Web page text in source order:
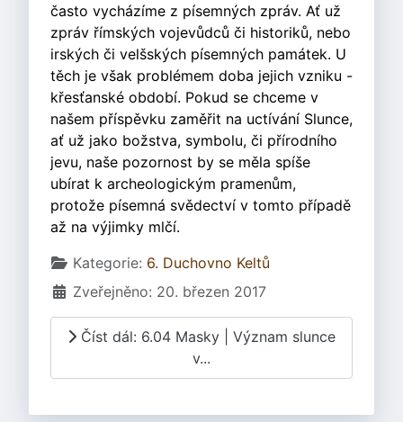
často vycházíme z písemných zpráv. Ať už
zpráv římských vojevůdců či historiků, nebo
irských či velšských písemných památek. U
těch je však problémem doba jejich vzniku -
křesťanské období. Pokud se chceme v
našem příspěvku zaměřit na uctívání Slunce,
ať už jako božstva, symbolu, či přírodního
jevu, naše pozornost by se měla spíše
ubírat k archeologickým pramenům,
protože písemná svědectví v tomto případě
až na výjimky mlčí.
Základní údaje
Kategorie: 6. Duchovno Keltů
Zveřejněno: 20. březen 2017
Číst dál: 6.04 Masky | Význam slunce
v...